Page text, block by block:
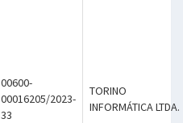
00600-
00016205/2023-
33
TORINO
INFORMÁTICA LTDA.